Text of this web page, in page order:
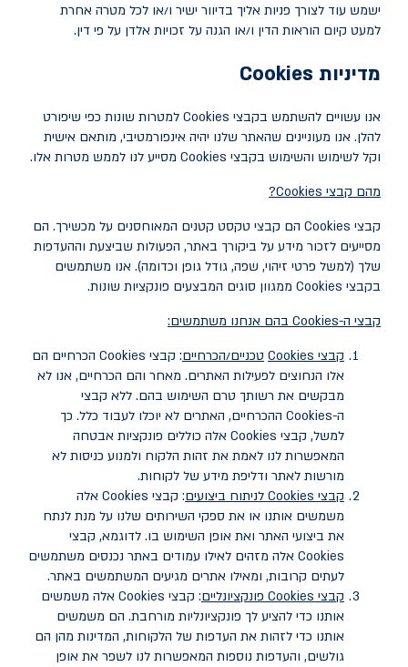
ישמש עוד לצורך פניות אליך בדיוור ישיר ו/או לכל מטרה אחרת
למעט קיום הוראות הדין ו/או הגנה על זכויות אלדן על פי דין.
מדיניות Cookies
אנו עשויים להשתמש בקבצי Cookies למטרות שונות כפי שיפורט
להלן. אנו מעוניינים שהאתר שלנו יהיה אינפורמטיבי, מותאם אישית
וקל לשימוש והשימוש בקבצי Cookies מסייע לנו לממש מטרות אלו.
מהם קבצי Cookies
?
קבצי Cookies הם קבצי טקסט קטנים המאוחסנים על מכשירך. הם
מסייעים לזכור מידע על ביקורך באתר, הפעולות שביצעת וההעדפות
שלך (למשל פרטי זיהוי, שפה, גודל גופן וכדומה). אנו משתמשים
בקבצי Cookies ממגוון סוגים המבצעים פונקציות שונות.
קבצי ה-Cookies בהם אנחנו משתמשים:
קבצי Cookies טכניים/הכרחיים: קבצי Cookies הכרחיים הם
אלו הנחוצים לפעילות האתרים. מאחר והם הכרחיים, אנו לא
מבקשים את רשותך טרם השימוש בהם. ללא קבצי
ה-Cookies ההכרחיים, האתרים לא יוכלו לעבוד כלל. כך
למשל, קבצי Cookies אלה כוללים פונקציות אבטחה
המאפשרות לנו לאמת את זהות הלקוח ולמנוע כניסות לא
מורשות לאתר ודליפת מידע של לקוחות.
קבצי Cookies לניתוח ביצועים: קבצי Cookies אלה
משמשים אותנו או את ספקי השירותים שלנו על מנת לנתח
את ביצועי האתר ואת אופן השימוש בו. לדוגמא, קבצי
Cookies אלה מזהים לאילו עמודים באתר נכנסים משתמשים
לעתים קרובות, ומאילו אתרים מגיעים המשתמשים באתר.
קבצי Cookies פונקציונליים: קבצי Cookies אלה משמשים
אותנו כדי להציע לך פונקציונליות מורחבת. הם משמשים
אותנו כדי לזהות את העדפות של הלקוחות, המדינות מהן הם
גולשים, והעדפות נוספות המאפשרות לנו לשפר את אופן